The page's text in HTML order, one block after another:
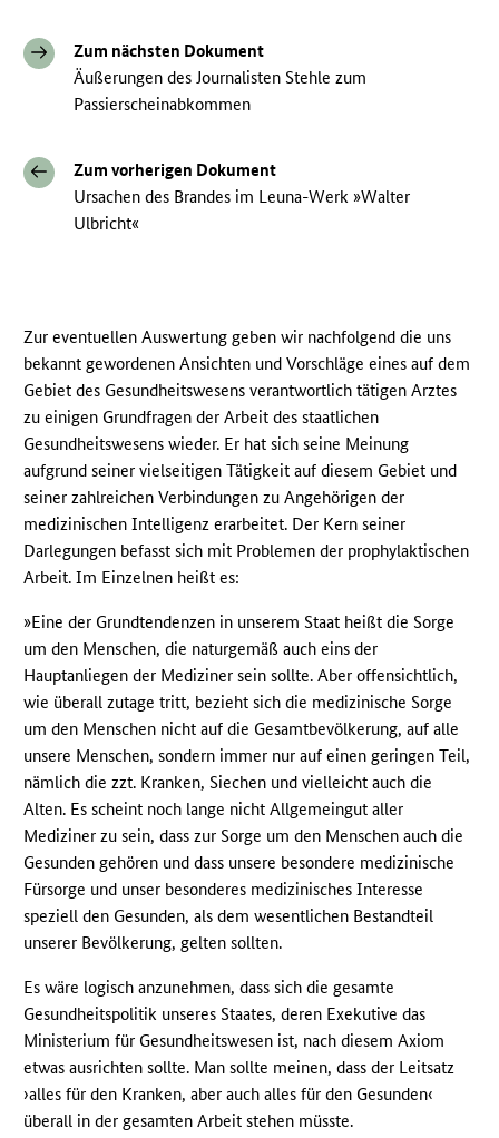
Zum nächsten Dokument
Äußerungen des Journalisten Stehle zum
Passierscheinabkommen
Zum vorherigen Dokument
Ursachen des Brandes im Leuna-Werk »Walter
Ulbricht«
Zur eventuellen Auswertung geben wir nachfolgend die uns
bekannt gewordenen Ansichten und Vorschläge eines auf dem
Gebiet des Gesundheitswesens verantwortlich tätigen Arztes
zu einigen Grundfragen der Arbeit des staatlichen
Gesundheitswesens wieder. Er hat sich seine Meinung
aufgrund seiner vielseitigen Tätigkeit auf diesem Gebiet und
seiner zahlreichen Verbindungen zu Angehörigen der
medizinischen Intelligenz erarbeitet. Der Kern seiner
Darlegungen befasst sich mit Problemen der prophylaktischen
Arbeit. Im Einzelnen heißt es:
»Eine der Grundtendenzen in unserem Staat heißt die Sorge
um den Menschen, die naturgemäß auch eins der
Hauptanliegen der Mediziner sein sollte. Aber offensichtlich,
wie überall zutage tritt, bezieht sich die medizinische Sorge
um den Menschen nicht auf die Gesamtbevölkerung, auf alle
unsere Menschen, sondern immer nur auf einen geringen Teil,
nämlich die zzt. Kranken, Siechen und vielleicht auch die
Alten. Es scheint noch lange nicht Allgemeingut aller
Mediziner zu sein, dass zur Sorge um den Menschen auch die
Gesunden gehören und dass unsere besondere medizinische
Fürsorge und unser besonderes medizinisches Interesse
speziell den Gesunden, als dem wesentlichen Bestandteil
unserer Bevölkerung, gelten sollten.
Es wäre logisch anzunehmen, dass sich die gesamte
Gesundheitspolitik unseres Staates, deren Exekutive das
Ministerium für Gesundheitswesen ist, nach diesem Axiom
etwas ausrichten sollte. Man sollte meinen, dass der Leitsatz
›alles für den Kranken, aber auch alles für den Gesunden‹
überall in der gesamten Arbeit stehen müsste.